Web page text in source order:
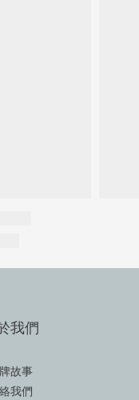
我們
故事
我們